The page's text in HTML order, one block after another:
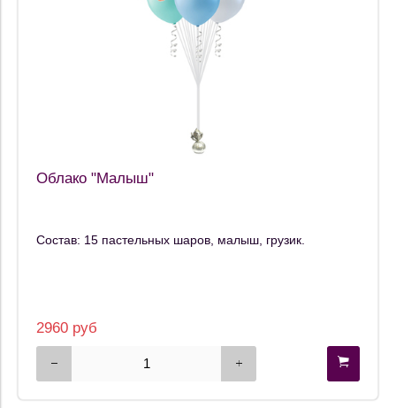
Облако "Малыш"
Состав: 15 пастельных шаров, малыш, грузик.
2960 руб